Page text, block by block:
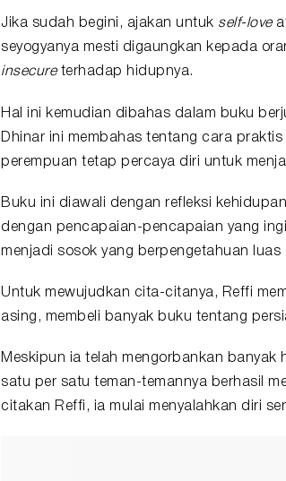
Jika sudah begini, ajakan untuk self-love
seyogyanya mesti digaungkan kepada
insecureterhadap hidupnya.
Hal ini kemudian dibahas dalam buku
Dhinar ini membahas tentang cara
perempuan tetap percaya diri untuk
Buku ini diawali dengan refleksi
dengan pencapaian-pencapaian yang
menjadi sosok yang berpengetahuan
Untuk mewujudkan cita-citanya, Reffi
asing, membeli banyak buku tentang
Meskipun ia telah mengorbankan banyak
satu per satu teman-temannya berhasil
citakan Reffi, ia mulai menyalahkan diri